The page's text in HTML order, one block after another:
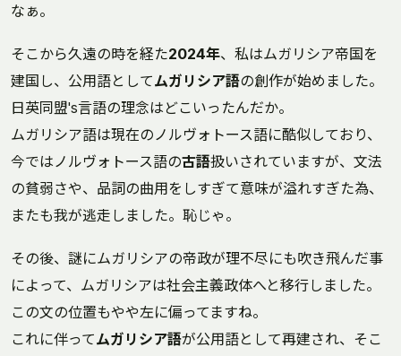
なぁ。
そこから久遠の時を経た2024年、私はムガリシア帝国を
建国し、公用語としてムガリシア語の創作が始めました。
日英同盟's言語の理念はどこいったんだか。
ムガリシア語は現在のノルヴォトース語に酷似しており、
今ではノルヴォトース語の古語扱いされていますが、文法
の貧弱さや、品詞の曲用をしすぎて意味が溢れすぎた為、
またも我が逃走しました。恥じゃ。
その後、謎にムガリシアの帝政が理不尽にも吹き飛んだ事
によって、ムガリシアは社会主義政体へと移行しました。
この文の位置もやや左に偏ってますね。
これに伴ってムガリシア語が公用語として再建され、そこ